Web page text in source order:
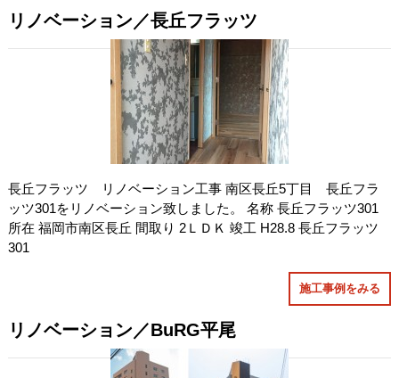
リノベーション／長丘フラッツ
長丘フラッツ リノベーション工事 南区長丘5丁目 長丘フラ
ッツ301をリノベーション致しました。 名称 長丘フラッツ301
所在 福岡市南区長丘 間取り 2ＬＤＫ 竣工 H28.8 長丘フラッツ
301
施工事例をみる
リノベーション／BuRG平尾